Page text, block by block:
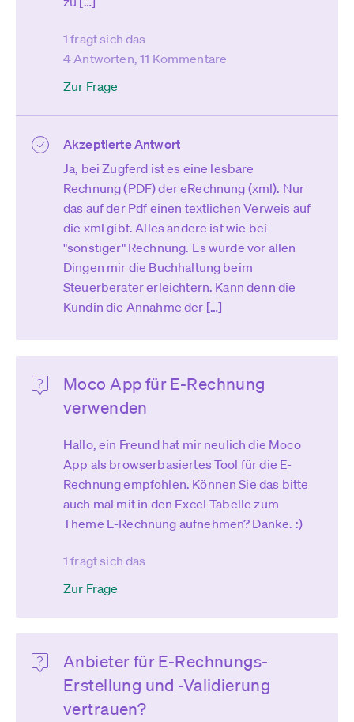
1 fragt sich das
4 Antworten, 11 Kommentare
Zur Frage
Akzeptierte Antwort
Ja, bei Zugferd ist es eine lesbare
Rechnung (PDF) der eRechnung (xml). Nur
das auf der Pdf einen textlichen Verweis auf
die xml gibt. Alles andere ist wie bei
"sonstiger" Rechnung. Es würde vor allen
Dingen mir die Buchhaltung beim
Steuerberater erleichtern. Kann denn die
Kundin die Annahme der […]
Moco App für E-Rechnung
verwenden
Hallo, ein Freund hat mir neulich die Moco
App als browserbasiertes Tool für die E-
Rechnung empfohlen. Können Sie das bitte
auch mal mit in den Excel-Tabelle zum
Theme E-Rechnung aufnehmen? Danke. :)
1 fragt sich das
Zur Frage
Anbieter für E-Rechnungs-
Erstellung und -Validierung
vertrauen?